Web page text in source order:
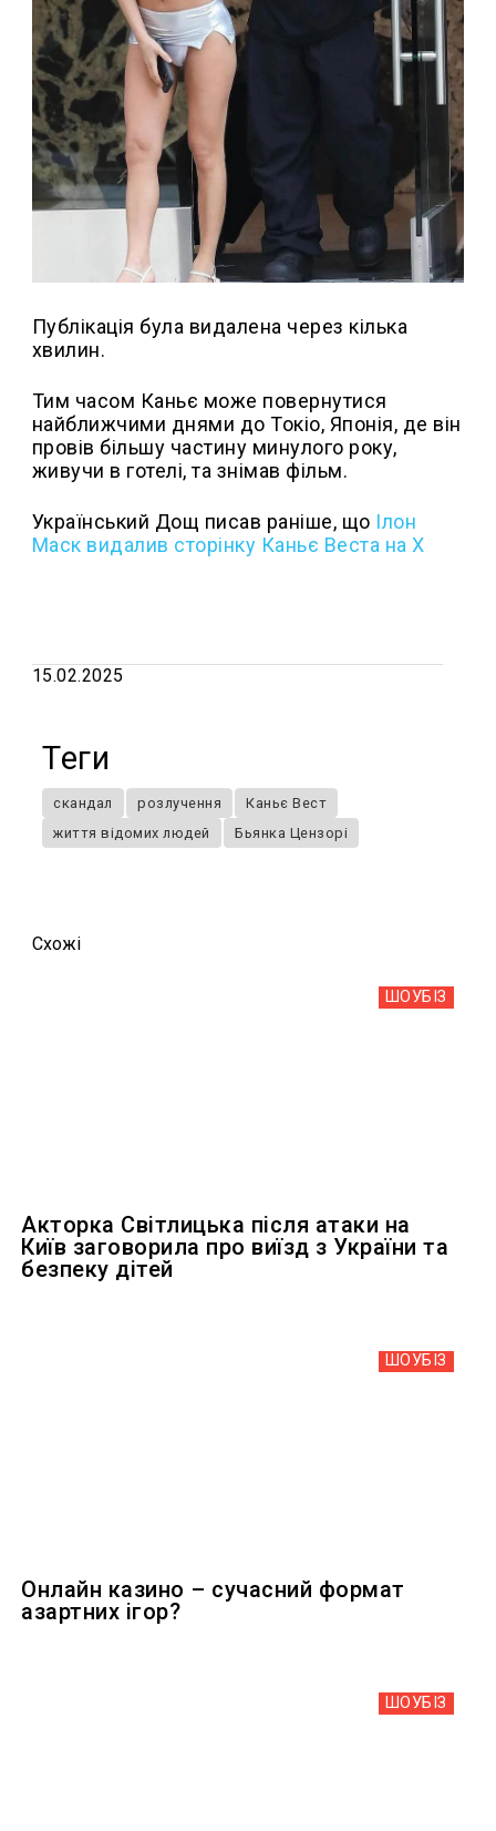
Публікація була видалена через кілька
хвилин.
Тим часом Каньє може повернутися
найближчими днями до Токіо, Японія, де він
провів більшу частину минулого року,
живучи в готелі, та знімав фільм.
Український Дощ писав раніше, що Ілон
Маск видалив сторінку Каньє Веста на X
15.02.2025
Теги
скандал розлучення
Каньє Вест
життя відомих людей
Бьянка Цензорі
Схожi
ШОУБIЗ
Акторка Світлицька після атаки на
Київ заговорила про виїзд з України та
безпеку дітей
ШОУБIЗ
Онлайн казино – сучасний формат
азартних ігор?
ШОУБIЗ